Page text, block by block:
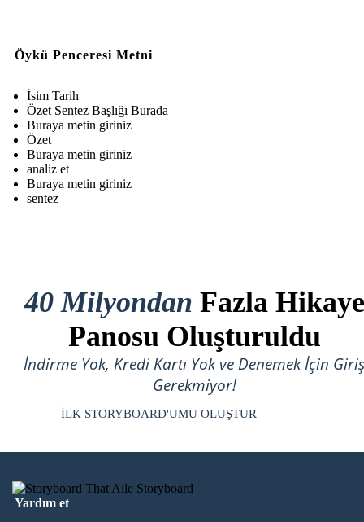
Öykü Penceresi Metni
İsim Tarih
Özet Sentez Başlığı Burada
Buraya metin giriniz
Özet
Buraya metin giriniz
analiz et
Buraya metin giriniz
sentez
40 Milyondan Fazla Hikaye
Panosu Oluşturuldu
İndirme Yok, Kredi Kartı Yok ve Denemek İçin Giriş
Gerekmiyor!
İLK STORYBOARD'UMU OLUŞTUR
Yardım et